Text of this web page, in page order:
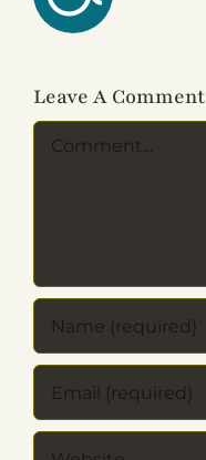
Leave A Comment
Comment